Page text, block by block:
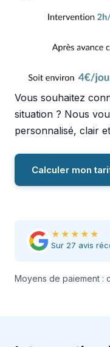
Vous souhaitez
situation ? Nous
personnalisé, clair
Calculer mon
★★★★★
Sur 27 avis
Moyens de paiement :